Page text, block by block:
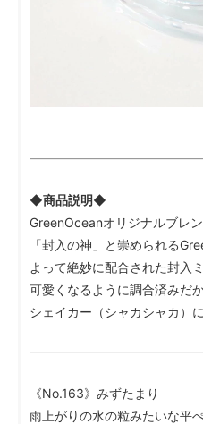
◆商品説明◆
GreenOceanオリジナルブレ
「封入の神」と崇められる
よって絶妙に配合された封入
可愛くなるように調合済みだ
シェイカー（シャカシャカ）
《No.163》みずたまり
雨上がりの水の粒みたいな平